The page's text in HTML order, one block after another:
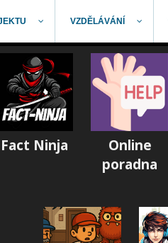
VZDĚLÁVÁNÍ
Fact Ninja
Online
poradna